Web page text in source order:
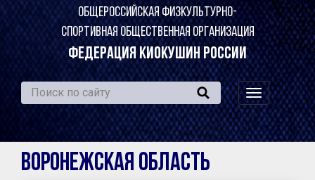
ОБЩЕРОССИЙСКАЯ ФИЗКУЛЬТУРНО-
СПОРТИВНАЯ ОБЩЕСТВЕННАЯ ОРГАНИЗАЦИЯ
ФЕДЕРАЦИЯ КИОКУШИН РОССИИ
навигация
по
сайту
Воронежская область